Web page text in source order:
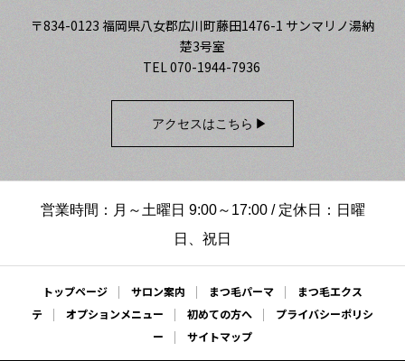
ビューティー #下
クステ#プライベ
ートサロン#低価
n#アイラッシュ
サロン#マツエク
サロン#広川#広
川町マツエク#広
川マツエク#八女
市マツエク#筑後
市マツエク#久留
米市マツエク#ま
〒834-0123 福岡県八女郡広川町藤田1476-1 サンマリノ湯納
楚3号室
TEL 070-1944-7936
アクセスはこちら
営業時間：月～土曜日 9:00～17:00 / 定休日：日曜
日、祝日
トップページ サロン案内 まつ毛パーマ
まつ毛エクス
テ
オプションメニュー 初めての方へ
プライバシーポリシ
ー
サイトマップ